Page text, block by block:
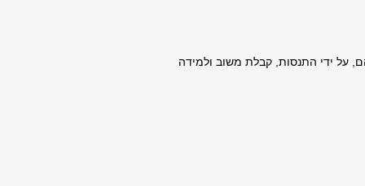
על ידי התנסות, קבלת משוב ולמידה